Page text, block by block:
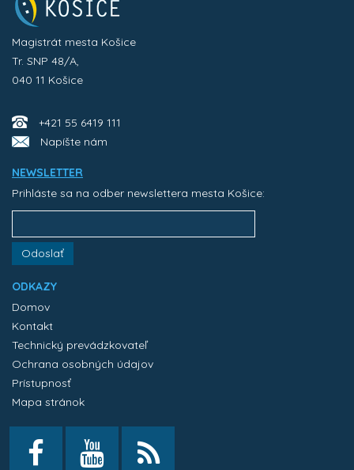
Magistrát mesta Košice
Tr. SNP 48/A,
040 11 Košice
+421 55 6419 111
Napíšte nám
NEWSLETTER
Prihláste sa na odber newslettera mesta Košice:
Odoslať
ODKAZY
Domov
Kontakt
Technický prevádzkovateľ
Ochrana osobných údajov
Prístupnosť
Mapa stránok